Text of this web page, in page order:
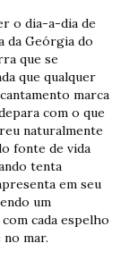
o dia-a-dia de
da Geórgia do
que se
que qualquer
marca
com o que
naturalmente
fonte de vida
tenta
em seu
um
cada espelho
mar.